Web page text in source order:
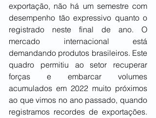
exportação, não há um semestre com
desempenho tão expressivo quanto o
registrado neste final de ano. O
mercado internacional está
demandando produtos brasileiros. Este
quadro permitiu ao setor recuperar
forças e embarcar volumes
acumulados em 2022 muito próximos
ao que vimos no ano passado, quando
registramos recordes de exportações.